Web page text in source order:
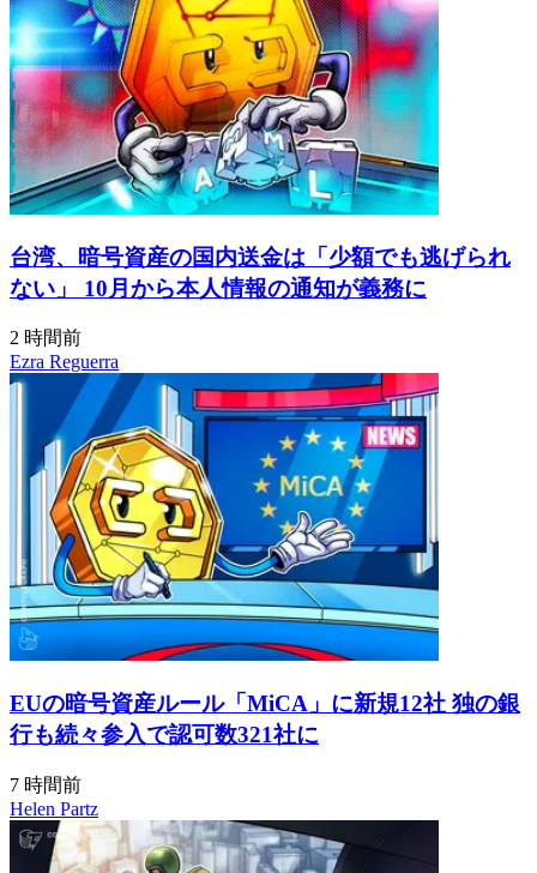
台湾、暗号資産の国内送金は「少額でも逃げられ
ない」 10月から本人情報の通知が義務に
2 時間前
Ezra Reguerra
EUの暗号資産ルール「MiCA」に新規12社 独の銀
行も続々参入で認可数321社に
7 時間前
Helen Partz